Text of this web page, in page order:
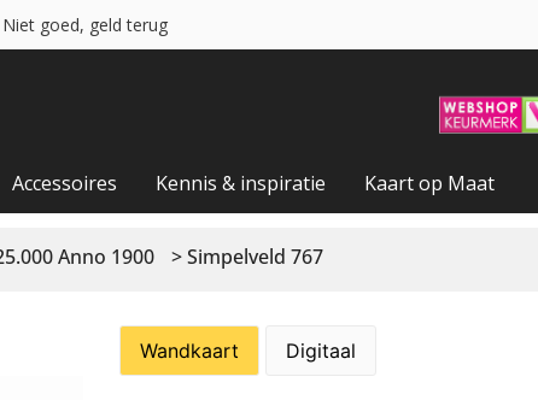
Niet goed, geld terug
Accessoires Kennis & inspiratie Kaart op Maat
Anno 1900 > Simpelveld 767
Wandkaart Digitaal